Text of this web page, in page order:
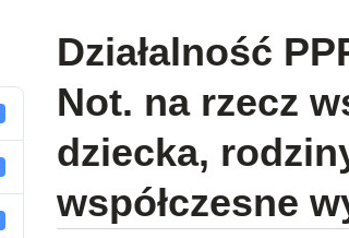
Działalność
Not. na rzecz
dziecka,
współczesne